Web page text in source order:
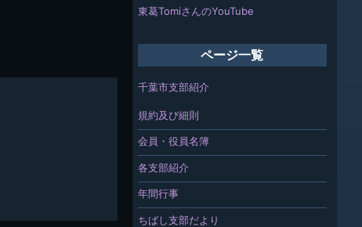
東葛TomiさんのYouTube
ページ一覧
千葉市支部紹介
規約及び細則
会員・役員名簿
各支部紹介
年間行事
ちばし支部だより